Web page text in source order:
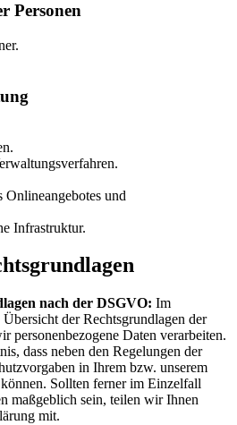
Personen
Onlineangebotes und
Infrastruktur.
nach der DSGVO: Im
der Rechtsgrundlagen der
personenbezogene Daten verarbeiten.
dass neben den Regelungen der
in Ihrem bzw. unserem
Sollten ferner im Einzelfall
maßgeblich sein, teilen wir Ihnen
mit.